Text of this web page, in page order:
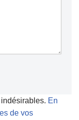
En
de vos